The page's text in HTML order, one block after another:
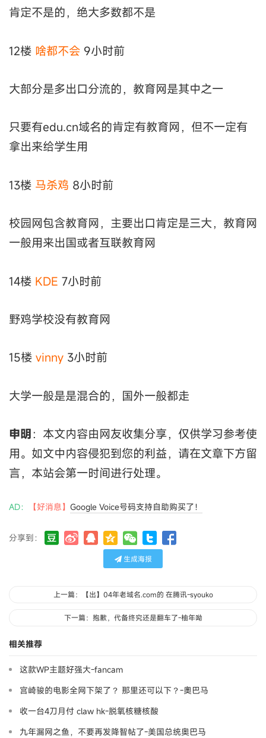
肯定不是的，绝大多数都不是
12楼 啥都不会 9小时前
大部分是多出口分流的，教育网是其中之一
只要有edu.cn域名的肯定有教育网，但不一定有
拿出来给学生用
13楼 马杀鸡 8小时前
校园网包含教育网，主要出口肯定是三大，教育网
一般用来出国或者互联教育网
14楼 KDE 7小时前
野鸡学校没有教育网
15楼 vinny 3小时前
大学一般是是混合的，国外一般都走
申明：本文内容由网友收集分享，仅供学习参考使
用。如文中内容侵犯到您的利益，请在文章下方留
言，本站会第一时间进行处理。
AD： 【好消息】 Google Voice号码支持自助购买了！
分享到：
生成海报
上一篇：【出】04年老域名.com的 在腾讯-syouko
下一篇：抱歉，代备终究还是翻车了-柚年呦
相关推荐
这款WP主题好强大-fancam
宫崎骏的电影全网下架了？ 那里还可以下？-奧巴马
收一台4刀月付 claw hk-脱氧核糖核酸
九年漏网之鱼，不要再发降智帖了-美国总统奥巴马